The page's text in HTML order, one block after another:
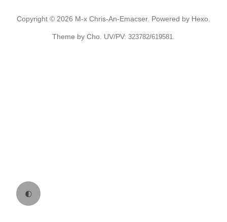
🌓
Copyright © 2026 M-x Chris-An-Emacser. Powered by Hexo.
Theme by Cho. UV/PV: 323782/619581.